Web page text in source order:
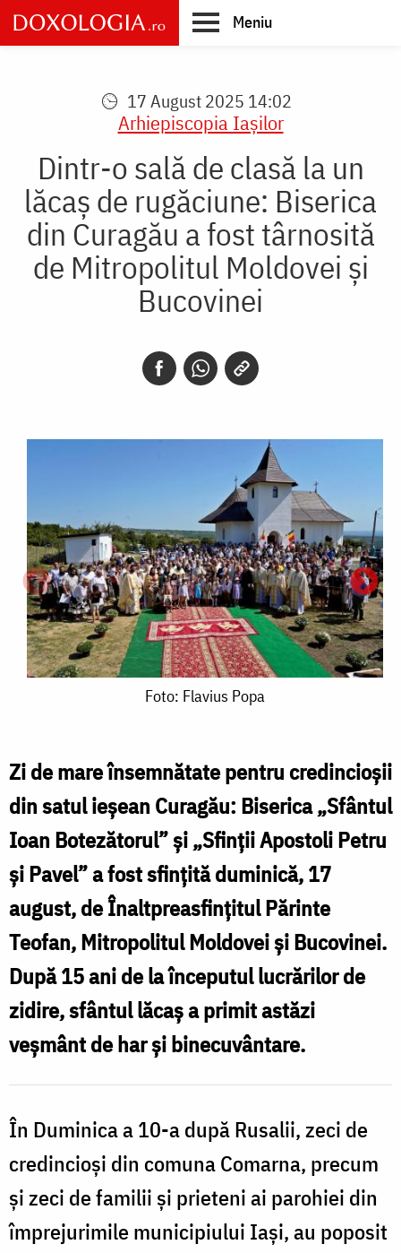
Skip
to
main
Meniu
17 August 2025 14:02
Arhiepiscopia Iaşilor
Dintr-o sală de clasă la un
lăcaș de rugăciune: Biserica
din Curagău a fost târnosită
de Mitropolitul Moldovei și
Bucovinei
Foto: Flavius Popa
Zi de mare însemnătate pentru credincioșii
din satul ieșean Curagău: Biserica „Sfântul
Ioan Botezătorul” și „Sfinții Apostoli Petru
și Pavel” a fost sfințită duminică, 17
august, de Înaltpreasfințitul Părinte
Teofan, Mitropolitul Moldovei și Bucovinei.
După 15 ani de la începutul lucrărilor de
zidire, sfântul lăcaș a primit astăzi
veșmânt de har și binecuvântare.
În Duminica a 10-a după Rusalii, zeci de
credincioși din comuna Comarna, precum
și zeci de familii și prieteni ai parohiei din
împrejurimile municipiului Iași, au poposit